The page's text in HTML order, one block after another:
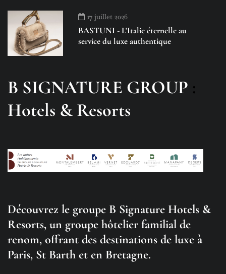
17 juillet 2026
BASTUNI - L'Italie éternelle au
service du luxe authentique
B SIGNATURE GROUP :
Hotels & Resorts
Découvrez le groupe B Signature Hotels &
Resorts, un groupe hôtelier familial de
renom, offrant des destinations de luxe à
Paris, St Barth et en Bretagne.